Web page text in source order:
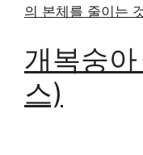
의 본체를 줄이는
개복숭
스)